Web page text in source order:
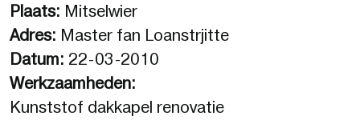
Plaats: Mitselwier
Adres: Master fan Loanstrjitte
Datum: 22-03-2010
Werkzaamheden:
Kunststof dakkapel renovatie